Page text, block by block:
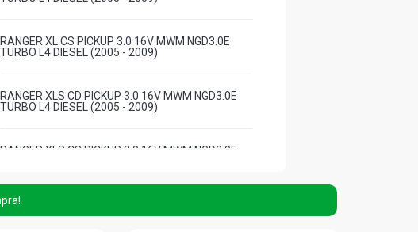
RANGER XL CS PICKUP 3.0 16V MWM NGD3.0E
TURBO L4 DIESEL (2005 - 2009)
RANGER XLS CD PICKUP 3.0 16V MWM NGD3.0E
TURBO L4 DIESEL (2005 - 2009)
RANGER XLS CS PICKUP 3.0 16V MWM NGD3.0E
RANGER XLT PICKUP 3.0 16V MWM NGD3.0E
TURBO L4 DIESEL (2005 - 2009)